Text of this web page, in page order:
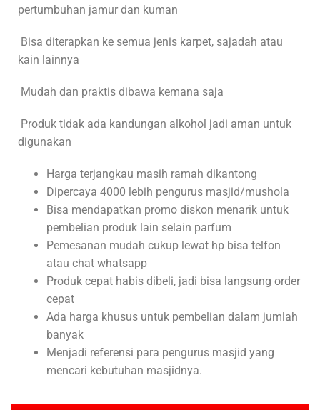
pertumbuhan jamur dan kuman
Bisa diterapkan ke semua jenis karpet, sajadah atau
kain lainnya
Mudah dan praktis dibawa kemana saja
Produk tidak ada kandungan alkohol jadi aman untuk
digunakan
Harga terjangkau masih ramah dikantong
Dipercaya 4000 lebih pengurus masjid/mushola
Bisa mendapatkan promo diskon menarik untuk
pembelian produk lain selain parfum
Pemesanan mudah cukup lewat hp bisa telfon
atau chat whatsapp
Produk cepat habis dibeli, jadi bisa langsung order
cepat
Ada harga khusus untuk pembelian dalam jumlah
banyak
Menjadi referensi para pengurus masjid yang
mencari kebutuhan masjidnya.